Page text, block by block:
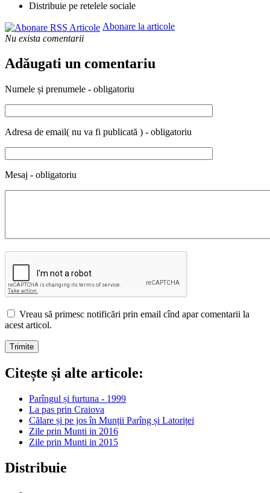
Distribuie pe retelele sociale
Abonare la articole
Nu exista comentarii
Adăugati un comentariu
Numele și prenumele - obligatoriu
Adresa de email( nu va fi publicată ) - obligatoriu
Mesaj - obligatoriu
Vreau să primesc notificări prin email cînd apar comentarii la
acest articol.
Citește și alte articole:
Parîngul și furtuna - 1999
La pas prin Craiova
Călare și pe jos în Munții Parîng și Latoriței
Zile prin Munti in 2016
Zile prin Munti in 2015
Distribuie